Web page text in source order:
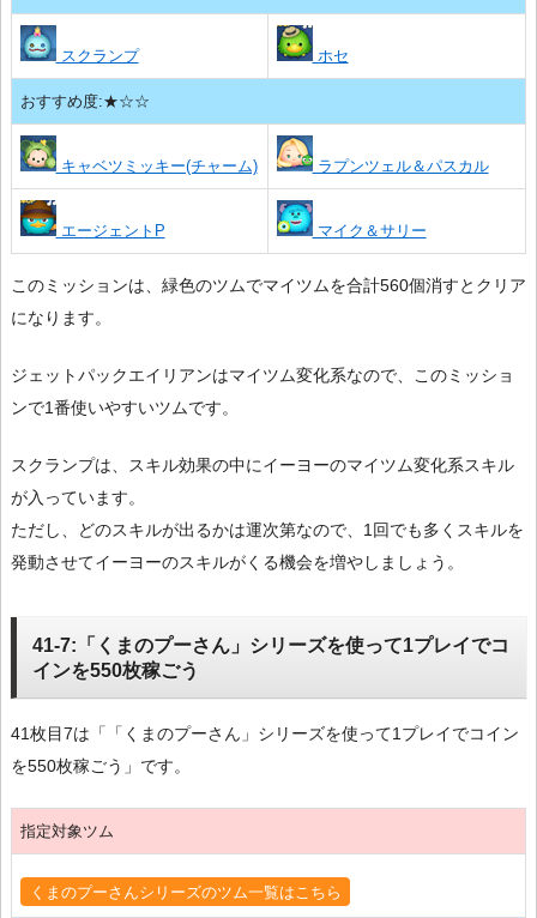
スクランプ ホセ
おすすめ度:★☆☆
キャベツミッキー(チャーム) ラプンツェル＆パスカル
エージェントP マイク＆サリー
このミッションは、緑色のツムでマイツムを合計560個消すとクリア
になります。
ジェットパックエイリアンはマイツム変化系なので、このミッショ
ンで1番使いやすいツムです。
スクランプは、スキル効果の中にイーヨーのマイツム変化系スキル
が入っています。
ただし、どのスキルが出るかは運次第なので、1回でも多くスキルを
発動させてイーヨーのスキルがくる機会を増やしましょう。
41-7:「くまのプーさん」シリーズを使って1プレイでコ
インを550枚稼ごう
41枚目7は「「くまのプーさん」シリーズを使って1プレイでコイン
を550枚稼ごう」です。
指定対象ツム
くまのプーさんシリーズのツム一覧はこちら